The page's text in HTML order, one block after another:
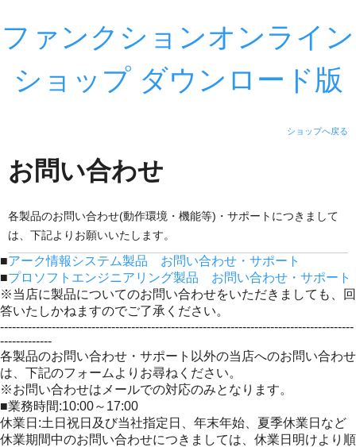
ファンクションオンライン
ショップ ダウンロード版
ショップへ戻る
お問い合わせ
各製品のお問い合わせ(動作環境・機能等)・サポートにつきまして
は、下記よりお願いいたします。
■アーク情報システム製品 お問い合わせ・サポート
■プロソフトエンジニアリング製品 お問い合わせ・サポート
※当店に製品についてのお問い合わせをいただきましても、回
答いたしかねますのでご了承ください。
-----------------------------------------------------------------------------------------
-------------
各製品のお問い合わせ・サポート以外の当店へのお問い合わせ
は、下記のフォームよりお尋ねください。
※お問い合わせはメールでの対応のみとなります。
■業務時間:10:00～17:00
休業日:土日祝日及び当社指定日、年末年始、夏季休業日など
休業期間中のお問い合わせにつきましては、休業日明けより順